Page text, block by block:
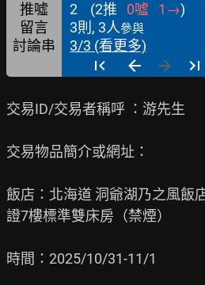
推噓 2 (2推 0噓 1 →)
留言
3則, 3人參與
討論串 3/3 (看更多)
交易ID/交易者稱呼 ：游先生
交易物品簡介或網址：
飯店：北海道 洞爺湖乃之風飯
證7樓標準雙床房（禁煙）
時間：2025/10/31-11/1